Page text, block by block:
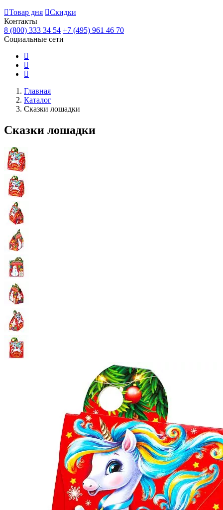
Товар дня
Скидки
Контакты
8 (800) 333 34 54 +7 (495) 961 46 70
Социальные сети
Главная
Каталог
Сказки лошадки
Сказки лошадки